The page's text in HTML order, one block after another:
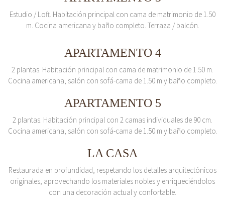
Estudio / Loft. Habitación principal con cama de matrimonio de 1.50
m. Cocina americana y baño completo. Terraza / balcón.
APARTAMENTO 4
2 plantas. Habitación principal con cama de matrimonio de 1.50 m.
Cocina americana, salón con sofá-cama de 1.50 m y baño completo.
APARTAMENTO 5
2 plantas. Habitación principal con 2 camas individuales de 90 cm.
Cocina americana, salón con sofá-cama de 1.50 m y baño completo.
LA CASA
Restaurada en profundidad, respetando los detalles arquitectónicos
originales, aprovechando los materiales nobles y enriqueciéndolos
con una decoración actual y confortable.